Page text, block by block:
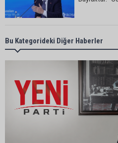
Başkan Ali
duyarlılık
MHP Adana
“Liderimize
Adanalı 13
Bu Kategorideki Diğer Haberler